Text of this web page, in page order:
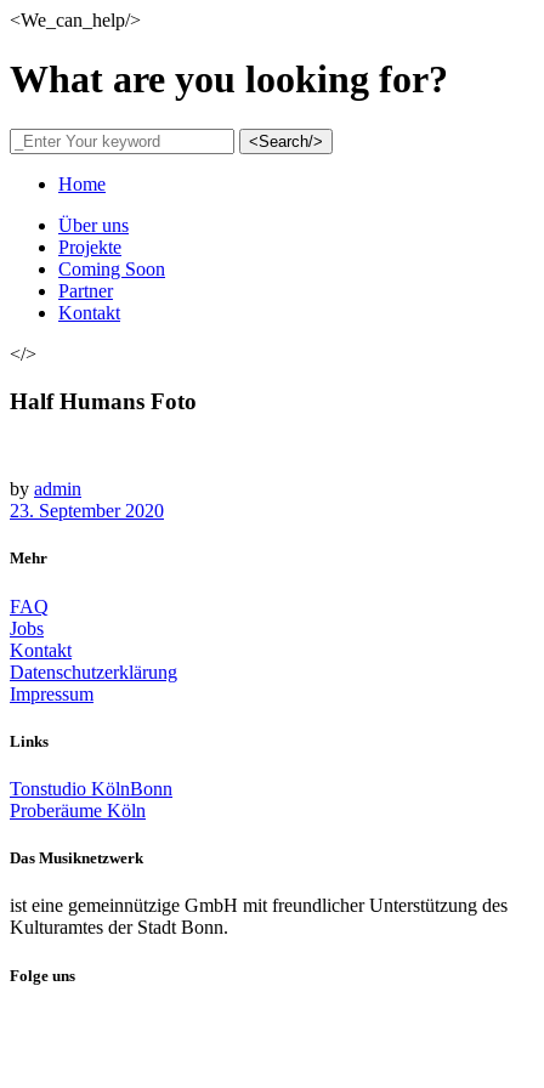
<We_can_help/>
What are you looking for?
<Search/>
Home
Über uns
Projekte
Coming Soon
Partner
Kontakt
</>
Half Humans Foto
by admin
23. September 2020
Mehr
FAQ
Jobs
Kontakt
Datenschutzerklärung
Impressum
Links
Tonstudio KölnBonn
Proberäume Köln
Das Musiknetzwerk
ist eine gemeinnützige GmbH mit freundlicher Unterstützung des
Kulturamtes der Stadt Bonn.
Folge uns